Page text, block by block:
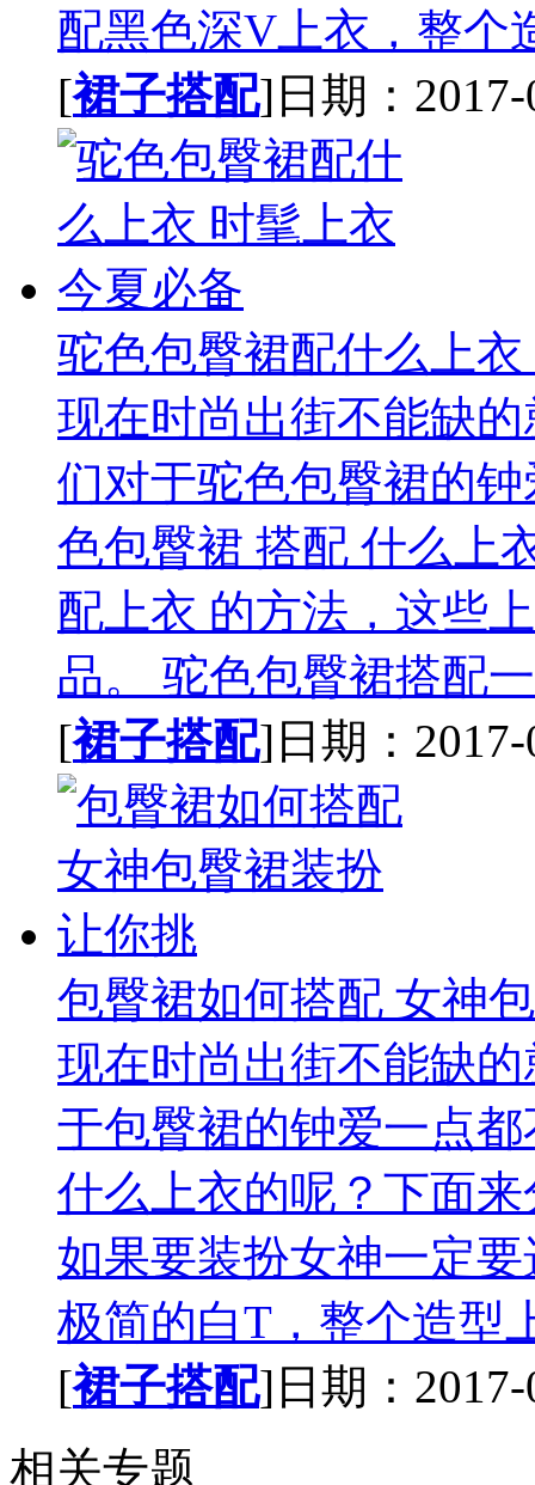
配黑色深V上衣，整个
[裙子搭配]日期：2017-
驼色包臀裙配什么上
现在时尚出街不能缺
们对于驼色包臀裙的
色包臀裙 搭配 什么上
配上衣 的方法，这些
品。 驼色包臀裙搭配
[裙子搭配]日期：2017-
包臀裙如何搭配 女神
现在时尚出街不能缺
于包臀裙的钟爱一点
什么上衣的呢？下面
如果要装扮女神一定
极简的白T，整个造型
[裙子搭配]日期：2017-
相关专题